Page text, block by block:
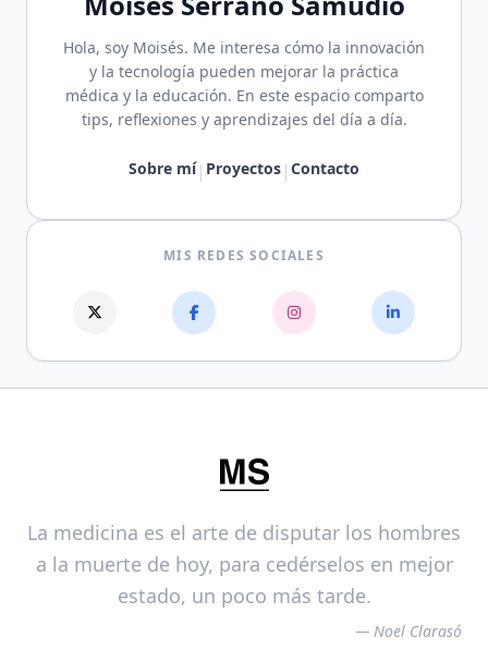
Hola, soy Moisés. Me interesa cómo la innovación
y la tecnología pueden mejorar la práctica
médica y la educación. En este espacio comparto
tips, reflexiones y aprendizajes del día a día.
Sobre mí| Proyectos | Contacto
MIS REDES SOCIALES
La medicina es el arte de disputar los hombres
a la muerte de hoy, para cedérselos en mejor
estado, un poco más tarde.
— Noel Clarasó